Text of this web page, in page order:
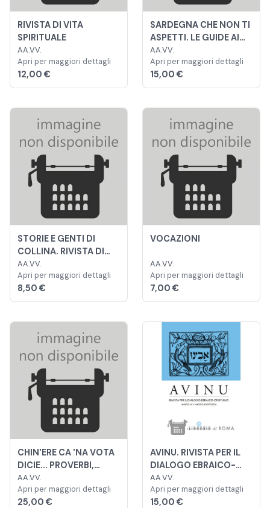
RIVISTA DI VITA
SPIRITUALE
AA.VV.
Apri per maggiori dettagli
12,00 €
SARDEGNA CHE NON TI
ASPETTI. LE GUIDE AI
SAPORI E AI PIACERI
AA.VV.
Apri per maggiori dettagli
15,00 €
STORIE E GENTI DI
COLLINA. RIVISTA DI
CULTURA E ATTUALITÀ
DEL TERRITORIO
COLLINARE TRA PO E
MONFERRATO
AA.VV.
Apri per maggiori dettagli
8,50 €
VOCAZIONI
AA.VV.
Apri per maggiori dettagli
7,00 €
CHIN'ERE CA 'NA VOTA
DICIE... PROVERBI,
MOTTI E MODI DI DIRE A
LONGOBARDI
AA.VV.
Apri per maggiori dettagli
25,00 €
AVINU. RIVISTA PER IL
DIALOGO EBRAICO-
CRISTIANO.
QUADRIMESTRALE
AA.VV.
Apri per maggiori dettagli
15,00 €